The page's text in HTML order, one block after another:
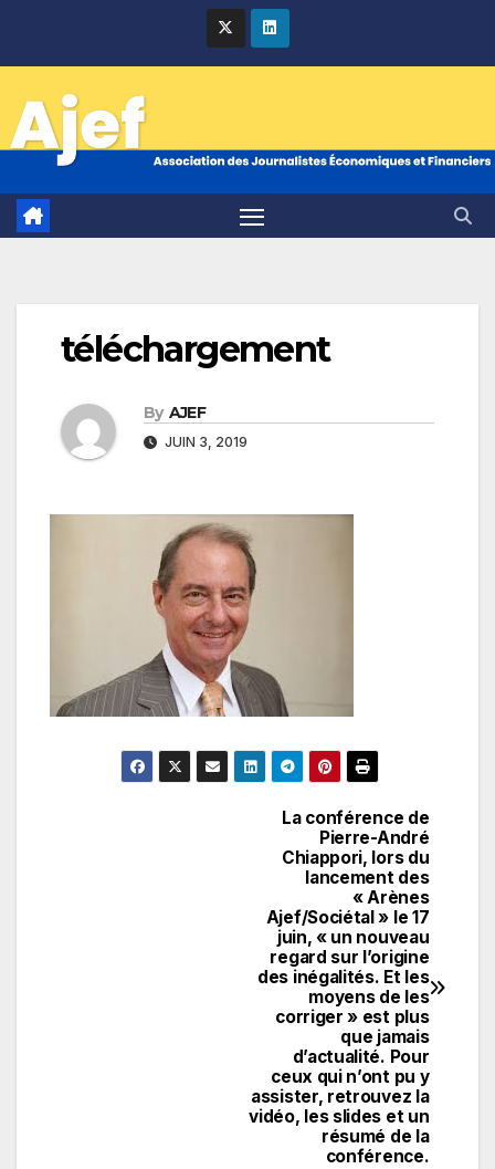
téléchargement
By AJEF
JUIN 3, 2019
La conférence de
Pierre-André
Chiappori, lors du
lancement des
« Arènes
Ajef/Sociétal » le 17
juin, « un nouveau
regard sur l’origine
des inégalités. Et les
moyens de les
corriger » est plus
que jamais
d’actualité. Pour
ceux qui n’ont pu y
assister, retrouvez la
vidéo, les slides et un
résumé de la
conférence.